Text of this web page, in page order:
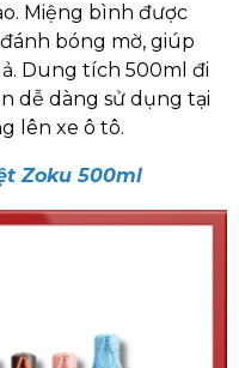
Miệng bình được
bóng mờ, giúp
Dung tích 500ml đi
dễ dàng sử dụng tại
lên xe ô tô.
Zoku 500ml